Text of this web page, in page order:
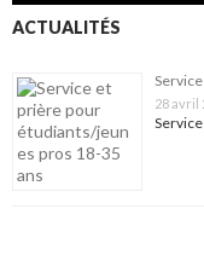
ACTUALITÉS
28 avril